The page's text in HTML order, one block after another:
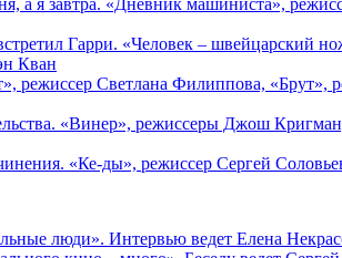
Гарри. «Человек – швейцарский
Кван
режиссер Светлана Филиппова, «Брут»,
«Винер», режиссеры Джош
«Ке-ды», режиссер Сергей
люди». Интервью ведет Елена